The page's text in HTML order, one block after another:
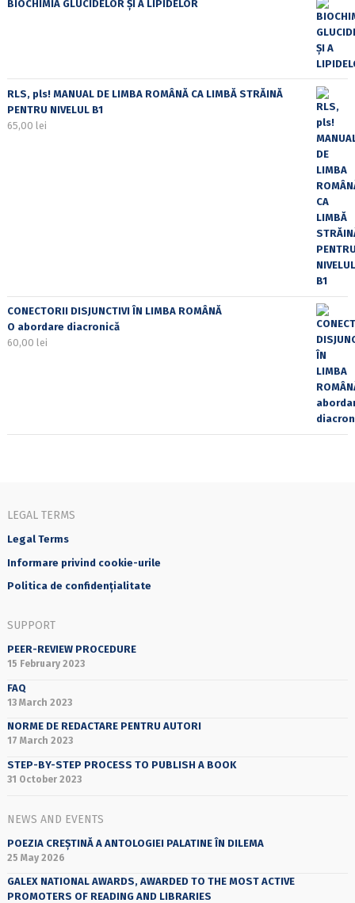
BIOCHIMIA GLUCIDELOR ȘI A LIPIDELOR
RLS, pls! MANUAL DE LIMBA ROMÂNĂ CA LIMBĂ STRĂINĂ
PENTRU NIVELUL B1
65,00 lei
CONECTORII DISJUNCTIVI ÎN LIMBA ROMÂNĂ
O abordare diacronică
60,00 lei
LEGAL TERMS
Legal Terms
Informare privind cookie-urile
Politica de confidențialitate
SUPPORT
PEER-REVIEW PROCEDURE
15 February 2023
FAQ
13 March 2023
NORME DE REDACTARE PENTRU AUTORI
17 March 2023
STEP-BY-STEP PROCESS TO PUBLISH A BOOK
31 October 2023
NEWS AND EVENTS
POEZIA CREȘTINĂ A ANTOLOGIEI PALATINE ÎN DILEMA
25 May 2026
GALEX NATIONAL AWARDS, AWARDED TO THE MOST ACTIVE
PROMOTERS OF READING AND LIBRARIES